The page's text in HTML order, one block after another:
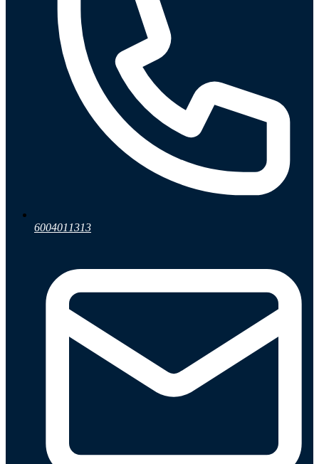
¿Quieres trabajar en Antumalal?
Contacto
Reclamos
Regístrate como Mayorista
6004011313